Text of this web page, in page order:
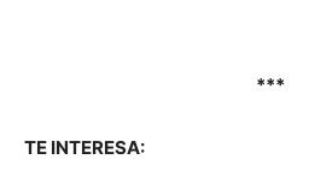
***
TE INTERESA: